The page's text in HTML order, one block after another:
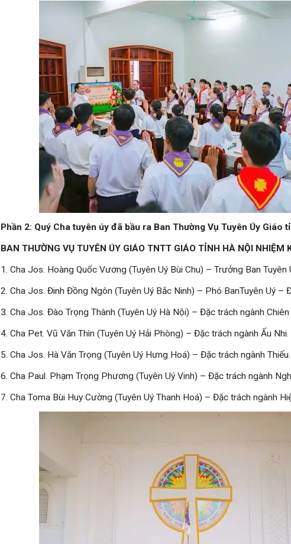
Phần 2: Quý Cha tuyên úy đã bầu ra Ban Thường Vụ Tuyên Úy Giáo
BAN THƯỜNG VỤ TUYÊN ÚY GIÁO TNTT GIÁO TỈNH HÀ NỘI NHIỆM
1. Cha Jos. Hoàng Quốc Vương (Tuyên Uý Bùi Chu) – Trưởng Ban Tuyên
2. Cha Jos. Đinh Đồng Ngôn (Tuyên Uý Bắc Ninh) – Phó BanTuyên Uý –
3. Cha Jos. Đào Trọng Thành (Tuyên Uý Hà Nội) – Đặc trách ngành Chiên
4. Cha Pet. Vũ Văn Thìn (Tuyên Uý Hải Phòng) – Đặc trách ngành Ấu Nhi.
5. Cha Jos. Hà Văn Trọng (Tuyên Uý Hưng Hoá) – Đặc trách ngành Thiếu.
6. Cha Paul. Phạm Trọng Phương (Tuyên Uý Vinh) – Đặc trách ngành
7. Cha Toma Bùi Huy Cường (Tuyên Uý Thanh Hoá) – Đặc trách ngành